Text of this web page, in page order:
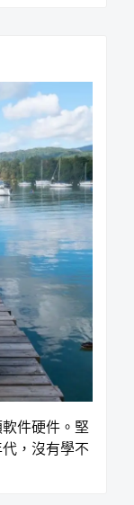
件硬件。堅
，沒有學不